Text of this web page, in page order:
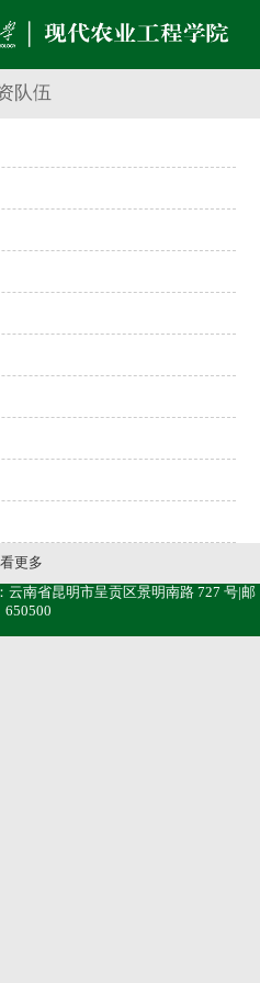
队伍
更多
云南省昆明市呈贡区景明南路 727 号|邮
650500